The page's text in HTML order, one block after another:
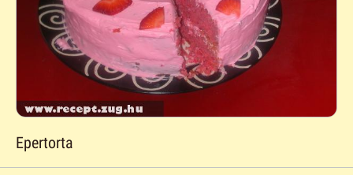
Epertorta